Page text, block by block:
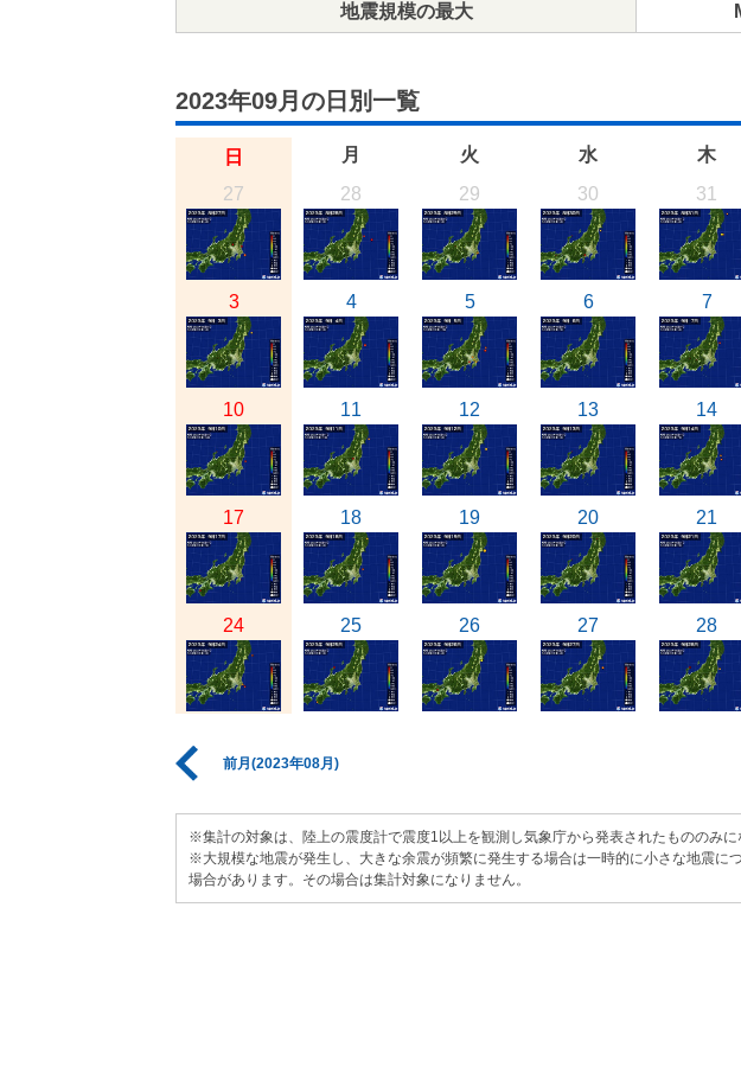
地震規模の最大
2023年09月の日別一覧
日 月 火 水 木
27
28 29 30 31
3 4 5 6 7
10 11 12 13 14
17 18 19 20 21
24 25 26 27 28
前月(2023年08月)
※集計の対象は、陸上の震度計で震度1以上を観測し気象庁から発表されたもののみに
※大規模な地震が発生し、大きな余震が頻繁に発生する場合は一時的に小さな地震に
場合があります。その場合は集計対象になりません。